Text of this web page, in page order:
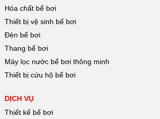
Hóa chất bể bơi
Thiết bị vệ sinh bể bơi
Đèn bể bơi
Thang bể bơi
Máy lọc nước bể bơi thông minh
Thiết bị cứu hộ bể bơi
DỊCH VỤ
Thiết kế bể bơi